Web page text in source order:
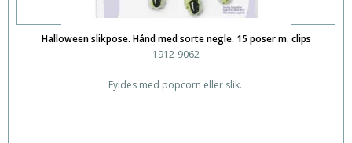
Halloween slikpose. Hånd med sorte negle. 15 poser m. clips
1912-9062
Fyldes med popcorn eller slik.